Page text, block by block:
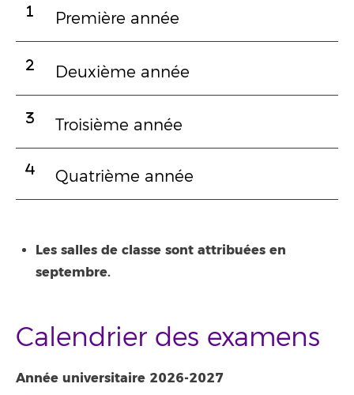
Première année
Deuxième année
Troisième année
Quatrième année
Les salles de classe sont attribuées en
septembre.
Calendrier des examens
Année universitaire 2026-2027